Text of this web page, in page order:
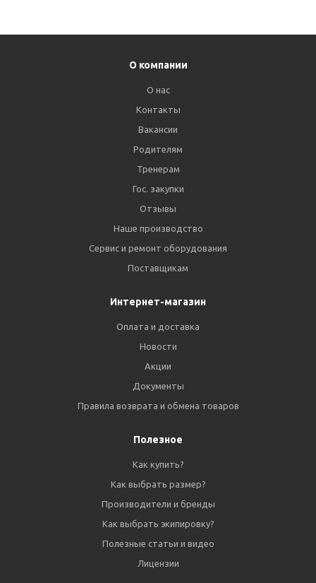
О компании
О нас
Контакты
Вакансии
Родителям
Тренерам
Гос. закупки
Отзывы
Наше производство
Сервис и ремонт оборудования
Поставщикам
Интернет-магазин
Оплата и доставка
Новости
Акции
Документы
Правила возврата и обмена товаров
Полезное
Как купить?
Как выбрать размер?
Производители и бренды
Как выбрать экипировку?
Полезные статьи и видео
Лицензии